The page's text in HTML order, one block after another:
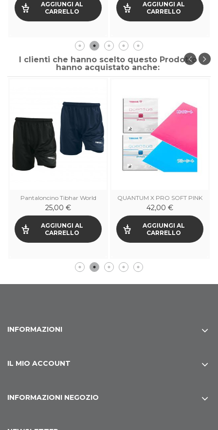
AGGIUNGI AL
CARRELLO
AGGIUNGI AL
CARRELLO
I clienti che hanno scelto questo Prodotto
hanno acquistato anche:
Pantaloncino Tibhar World
25,00 €
AGGIUNGI AL
CARRELLO
QUANTUM X PRO SOFT PINK
& BLUE
42,00 €
AGGIUNGI AL
CARRELLO
INFORMAZIONI
IL MIO ACCOUNT
INFORMAZIONI NEGOZIO